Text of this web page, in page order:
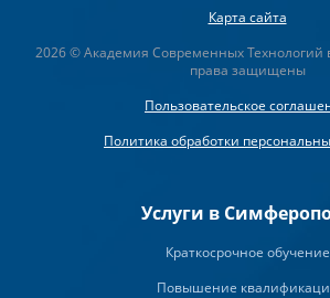
Карта сайта
2026 © Академия Современных Технологий
права защищены
Пользовательское
Политика обработки
Услуги в
Краткосрочное обучение
Повышение